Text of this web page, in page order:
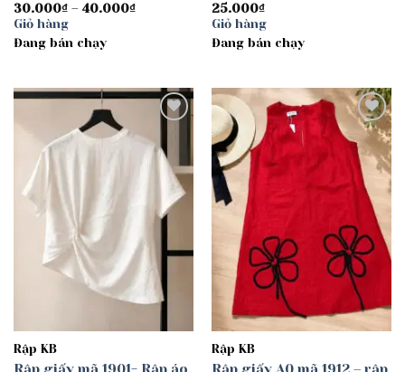
30.000₫ – 40.000₫Khoảng
Giỏ hàng
Đang bán chạy
25.000₫
Giỏ hàng
Đang bán chạy
wishlist
Rập KB
Add to
wishlist
Rập KB